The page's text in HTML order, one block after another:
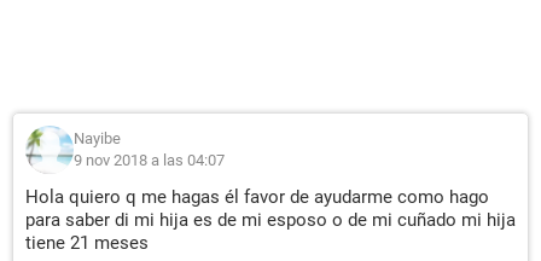
Nayibe
9 nov 2018 a las 04:07
Hola quiero q me hagas él favor de ayudarme como hago
para saber di mi hija es de mi esposo o de mi cuñado mi hija
tiene 21 meses